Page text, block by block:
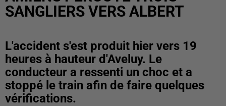
SANGLIERS VERS ALBERT
L'accident s'est produit hier vers 19
heures à hauteur d'Aveluy. Le
conducteur a ressenti un choc et a
stoppé le train afin de faire quelques
vérifications.